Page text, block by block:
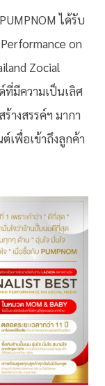
ได้รับ
on
Zocial
ที่มีความเป็นเลิศ
ร้างสรรค์ฯ มากา
เพื่อเข้าถึงลูกค้า